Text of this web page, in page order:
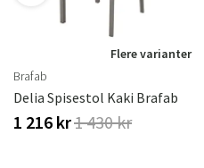
Flere varianter
Brafab
Delia Spisestol Kaki Brafab
1 216 kr1 430 kr